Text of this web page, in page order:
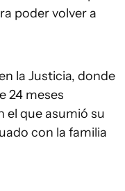
poder volver a
la Justicia, donde
24 meses
el que asumió su
con la familia